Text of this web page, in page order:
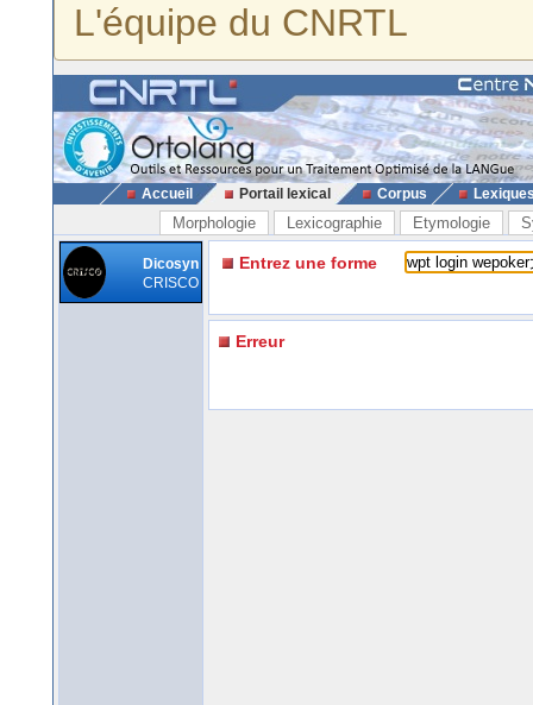
L'équipe du CNRTL
Accueil Portail lexical Corpus
Morphologie Lexicographie Etymologie
Dicosyn
CRISCO
Entrez une forme
Erreur